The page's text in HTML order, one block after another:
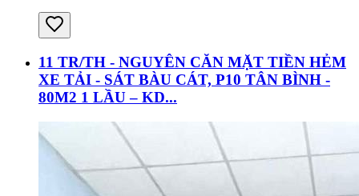
11 TR/TH - NGUYÊN CĂN MẶT TIỀN HẺM
XE TẢI - SÁT BÀU CÁT, P10 TÂN BÌNH -
80M2 1 LẦU – KD...